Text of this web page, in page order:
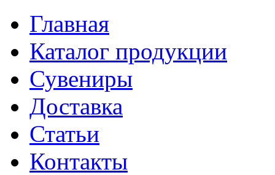
Главная
Каталог продукции
Сувениры
Доставка
Статьи
Контакты